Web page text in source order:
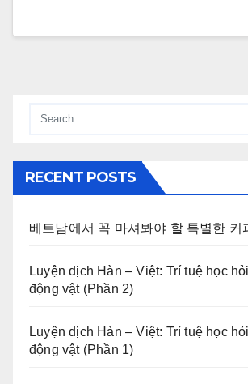
RECENT POSTS
베트남에서 꼭 마셔봐야 할 특별한 커
Luyện dịch Hàn – Việt: Trí tuệ học
động vật (Phần 2)
Luyện dịch Hàn – Việt: Trí tuệ học
động vật (Phần 1)